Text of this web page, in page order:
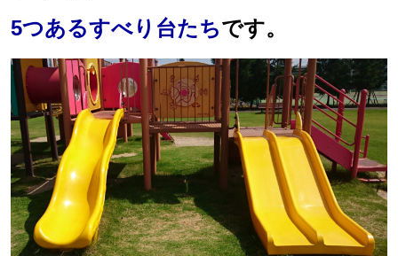
5つあるすべり台たちです。